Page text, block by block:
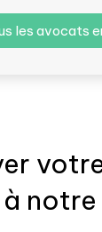
les avocats
notre